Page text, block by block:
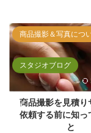
スタジオブログ
商品撮影＆写真につ
商品撮影の撮影
ティングで料金が
はおかしい